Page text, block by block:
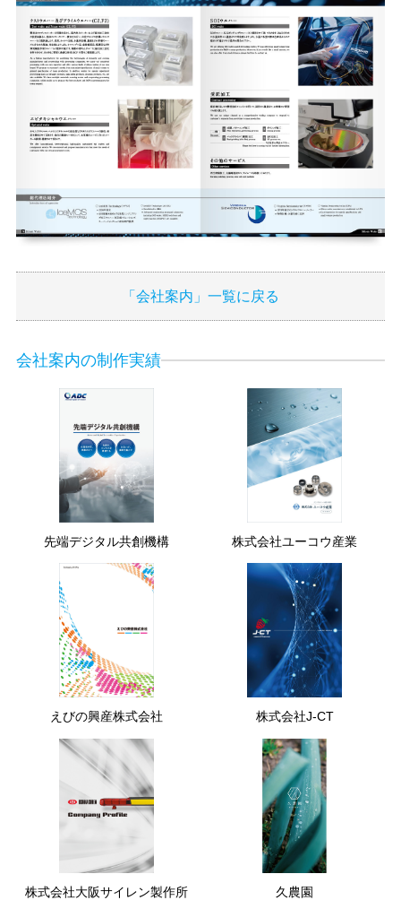
「会社案内」一覧に戻る
会社案内の制作実績
先端デジタル共創機構 株式会社ユーコウ産業
えびの興産株式会社 株式会社J-CT
株式会社大阪サイレン製作所 久農園